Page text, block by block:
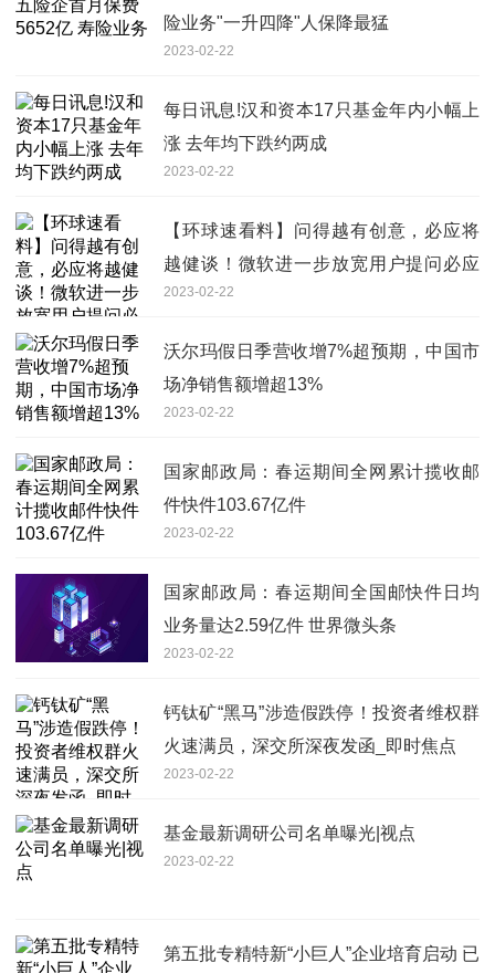
险业务"一升四降"人保降最猛
2023-02-22
每日讯息!汉和资本17只基金年内小幅上
涨 去年均下跌约两成
2023-02-22
【环球速看料】问得越有创意，必应将
越健谈！微软进一步放宽用户提问必应
限制
2023-02-22
沃尔玛假日季营收增7%超预期，中国市
场净销售额增超13%
2023-02-22
国家邮政局：春运期间全网累计揽收邮
件快件103.67亿件
2023-02-22
国家邮政局：春运期间全国邮快件日均
业务量达2.59亿件 世界微头条
2023-02-22
钙钛矿“黑马”涉造假跌停！投资者维权群
火速满员，深交所深夜发函_即时焦点
2023-02-22
基金最新调研公司名单曝光|视点
2023-02-22
第五批专精特新“小巨人”企业培育启动 已